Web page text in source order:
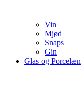
Vin
Mjød
Snaps
Gin
Glas og Porcelæn